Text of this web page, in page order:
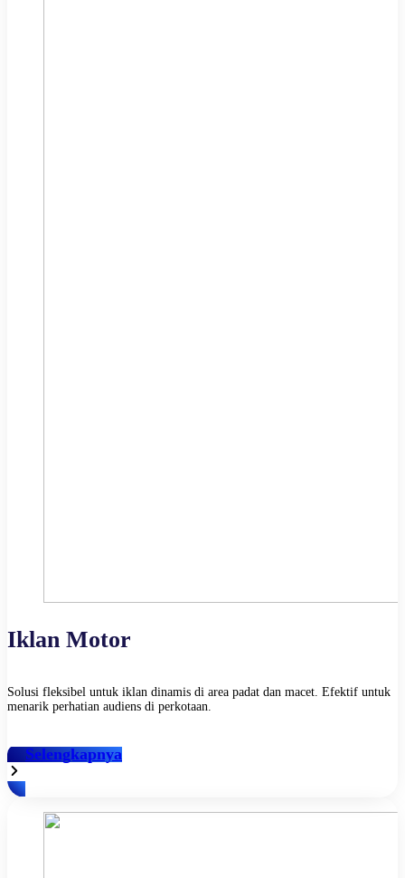
Iklan Motor
Solusi fleksibel untuk iklan dinamis di area padat dan macet. Efektif untuk
menarik perhatian audiens di perkotaan.
Selengkapnya